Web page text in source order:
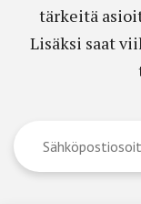
tärkeitä
Lisäksi saat